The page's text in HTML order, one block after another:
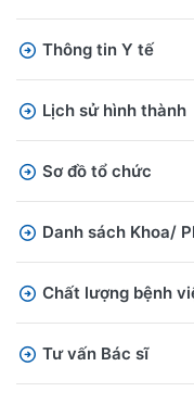
Thông tin Y tế
Lịch sử hình thành
Sơ đồ tổ chức
Danh sách Khoa/
Chất lượng bệnh
Tư vấn Bác sĩ